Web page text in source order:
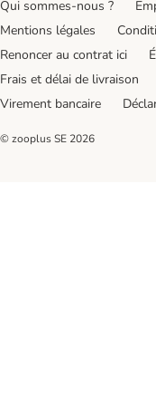
Qui sommes-nous ?
Mentions légales
Renoncer au contrat ici
Frais et délai de livraison
Virement bancaire
© zooplus SE 2026